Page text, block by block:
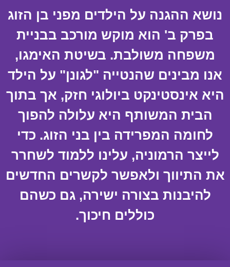
נושא ההגנה על הילדים מפני בן הזוג
בפרק ב' הוא מוקש מורכב בבניית
משפחה משולבת. בשיטת האימגו,
אנו מבינים שהנטייה "לגונן" על הילד
היא אינסטינקט ביולוגי חזק, אך בתוך
הבית המשותף היא עלולה להפוך
לחומה המפרידה בין בני הזוג. כדי
לייצר הרמוניה, עלינו ללמוד לשחרר
את התיווך ולאפשר לקשרים החדשים
להיבנות בצורה ישירה, גם כשהם
כוללים חיכוך.